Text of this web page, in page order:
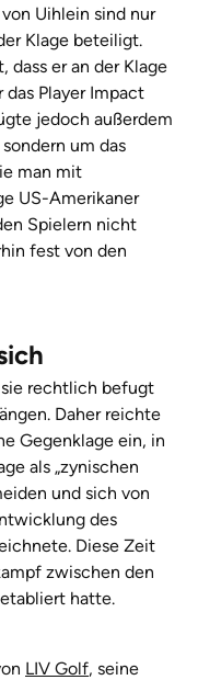
Uihlein sind nur
Klage beteiligt.
dass er an der Klage
Player Impact
jedoch außerdem
um das
man mit
US-Amerikaner
Spielern nicht
fest von den
sie rechtlich befugt
Daher reichte
Gegenklage ein, in
als „zynischen
und sich von
des
Diese Zeit
zwischen den
hatte.
LIV Golf, seine